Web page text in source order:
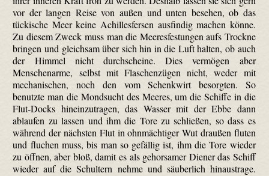
vor der langen Reise von außen und unten besehen, ob das
tückische Meer keine Achillesfersen ausfindig machen könne.
Zu diesem Zweck muss man die Meeresfestungen aufs Trockne
bringen und gleichsam über sich hin in die Luft halten, ob auch
der Himmel nicht durchscheine. Dies vermögen aber
Menschenarme, selbst mit Flaschenzügen nicht, weder mit
mechanischen, noch den vom Schenkwirt besorgten. So
benutzte man die Mondsucht des Meeres, um die Schiffe in die
Flut-Docks hineinzutragen, das Wasser mit der Ebbe dann
ablaufen zu lassen und ihm die Tore zu schließen, so dass es
während der nächsten Flut in ohnmächtiger Wut draußen fluten
und fluchen muss, bis man so gefällig ist, ihm die Tore wieder
zu öffnen, aber bloß, damit es als gehorsamer Diener das Schiff
wieder auf die Schultern nehme und säuberlich hinaustrage.